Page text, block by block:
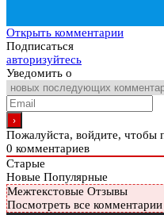
Открыть комментарии
Подписаться
авторизуйтесь
Уведомить о
Пожалуйста, войдите, чтобы
0 комментариев
Старые
Новые Популярные
Межтекстовые Отзывы
Посмотреть все комментарии